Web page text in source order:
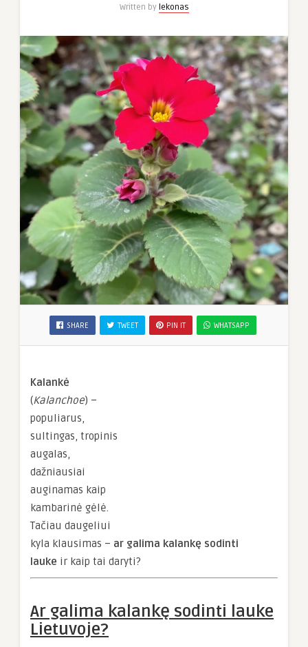
Written by lekonas
SHARE TWEET PIN IT WHATSAPP
Kalankė
(Kalanchoe) –
populiarus,
sultingas, tropinis
augalas,
dažniausiai
auginamas kaip
kambarinė gėlė.
Tačiau daugeliui
kyla klausimas – ar galima kalankę sodinti
lauke ir kaip tai daryti?
Ar galima kalankę sodinti lauke
Lietuvoje?